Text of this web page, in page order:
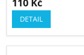
110 Kč
DETAIL